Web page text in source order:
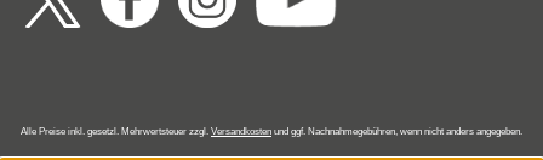
Alle Preise inkl. gesetzl. Mehrwertsteuer zzgl. Versandkosten und ggf. Nachnahmegebühren, wenn nicht anders angegeben.